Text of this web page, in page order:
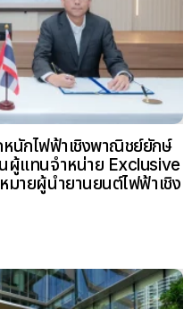
นักไฟฟ้าเชิงพาณิชย์ยักษ์
ผู้แทนจำหน่าย Exclusive
มายผู้นำยานยนต์ไฟฟ้าเชิง